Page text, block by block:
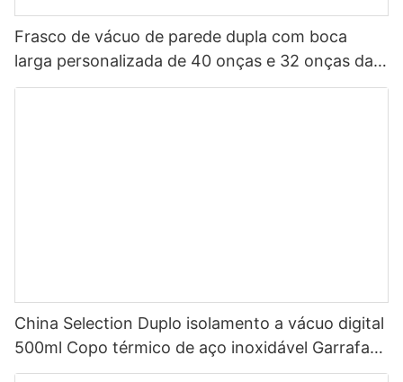
Frasco de vácuo de parede dupla com boca
larga personalizada de 40 onças e 32 onças da
China, garrafa de água esportiva isolada em aço
China Selection Duplo isolamento a vácuo digital
500ml Copo térmico de aço inoxidável Garrafa
de água inteligente com display de temperatura